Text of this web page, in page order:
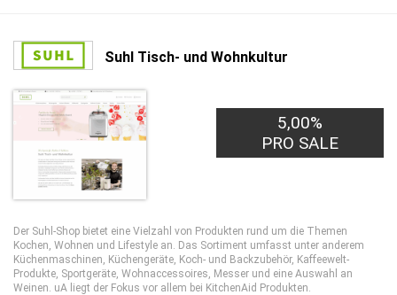
Suhl Tisch- und Wohnkultur
5,00%
PRO SALE
Der Suhl-Shop bietet eine Vielzahl von Produkten rund um die Themen
Kochen, Wohnen und Lifestyle an. Das Sortiment umfasst unter anderem
Küchenmaschinen, Küchengeräte, Koch- und Backzubehör, Kaffeewelt-
Produkte, Sportgeräte, Wohnaccessoires, Messer und eine Auswahl an
Weinen. uA liegt der Fokus vor allem bei KitchenAid Produkten.